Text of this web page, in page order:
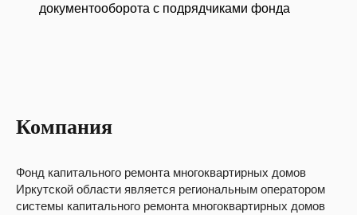
документооборота с подрядчиками фонда
Компания
Фонд капитального ремонта многоквартирных домов
Иркутской области является региональным оператором
системы капитального ремонта многоквартирных домов